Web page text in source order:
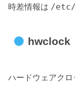
時差情報は /
hwclock
ハードウェアクロ